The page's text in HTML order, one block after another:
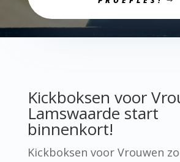
Kickboksen voor
Lamswaarde start
binnenkort!
Kickboksen voor Vrouwen